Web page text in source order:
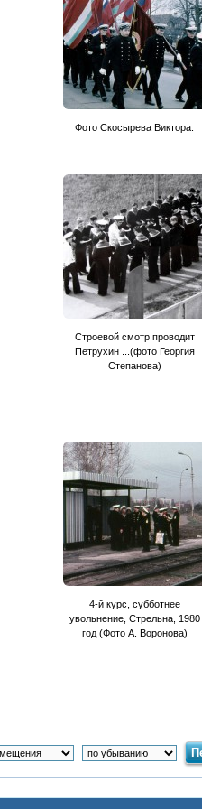
Фото Скосырева Виктора.
Строевой смотр проводит
Петрухин ...(фото Георгия
Степанова)
4-й курс, субботнее
увольнение, Стрельна, 1980
год (Фото А. Воронова)